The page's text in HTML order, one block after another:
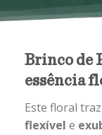
Brinco de
essência
Este floral
flexível e